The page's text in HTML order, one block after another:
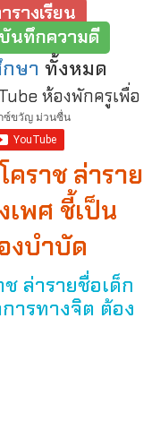
างเรียน
นทึกความดี
ษา ทั้งหมด
ห้องพักครูเพื่อ
คราช ล่าราย
เพศ ชี้เป็น
งบำบัด
ช ล่ารายชื่อเด็ก
ารทางจิต ต้อง